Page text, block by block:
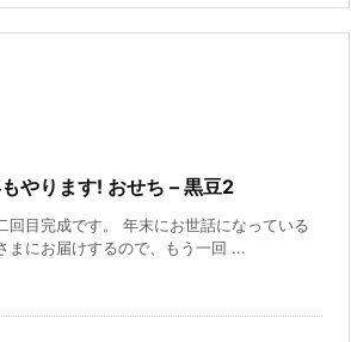
やります! おせち – 黒豆2
回目完成です。 年末にお世話になっている
まにお届けするので、もう一回 ...